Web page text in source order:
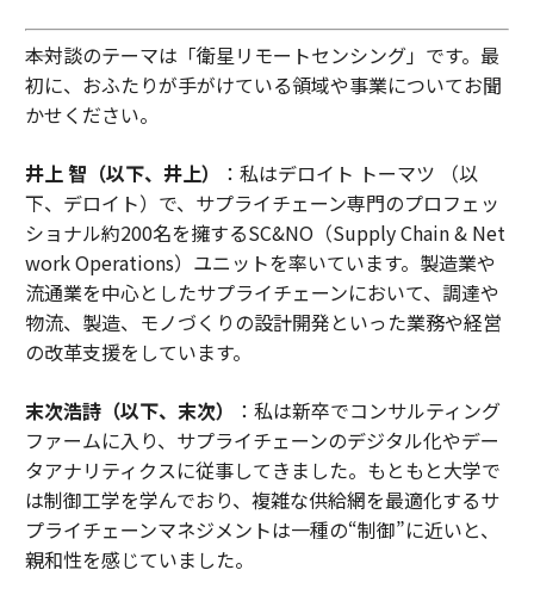
――本対談のテーマは「衛星リモートセンシング」です。最
初に、おふたりが手がけている領域や事業についてお聞
かせください。
井上 智（以下、井上）
：私はデロイト トーマツ （以
下、デロイト）で、サプライチェーン専門のプロフェッ
ショナル約200名を擁するSC&NO（Supply Chain & Net
work Operations）ユニットを率いています。製造業や
流通業を中心としたサプライチェーンにおいて、調達や
物流、製造、モノづくりの設計開発といった業務や経営
の改革支援をしています。
末次浩詩（以下、末次）
：私は新卒でコンサルティング
ファームに入り、サプライチェーンのデジタル化やデー
タアナリティクスに従事してきました。もともと大学で
は制御工学を学んでおり、複雑な供給網を最適化するサ
プライチェーンマネジメントは一種の“制御”に近いと、
親和性を感じていました。